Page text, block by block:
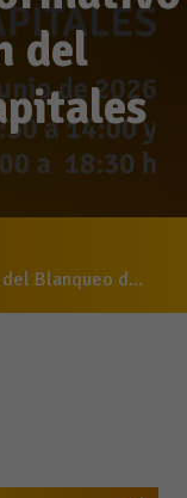
del
Blanqueo d...